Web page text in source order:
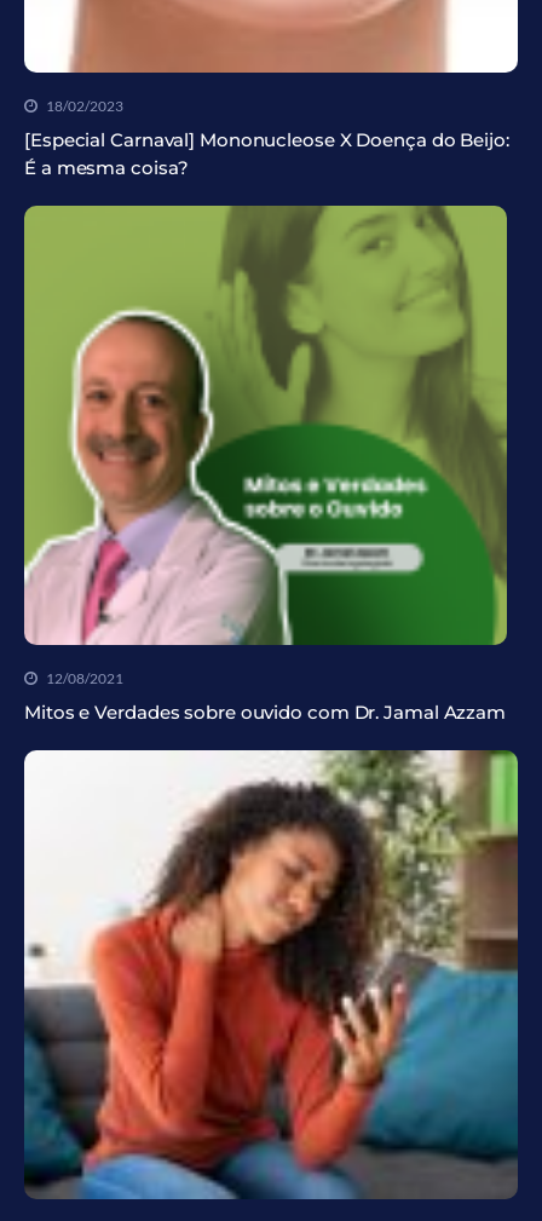
18/02/2023
[Especial Carnaval] Mononucleose X Doença do Beijo:
É a mesma coisa?
12/08/2021
Mitos e Verdades sobre ouvido com Dr. Jamal Azzam